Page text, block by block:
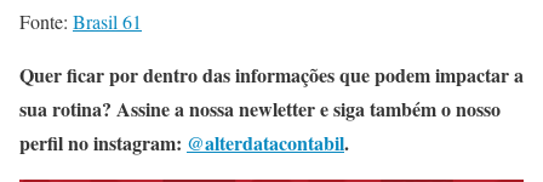
Fonte: Brasil 61
Quer ficar por dentro das informações que podem impactar a
sua rotina? Assine a nossa newletter e siga também o nosso
perfil no instagram: @alterdatacontabil.